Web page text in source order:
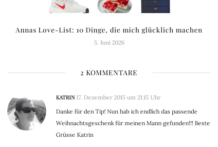
Annas Love-List: 10 Dinge, die mich glücklich machen
5. Juni 2026
2 KOMMENTARE
KATRIN 17. Dezember 2015 um 21:15 Uhr
Danke für den Tip! Nun hab ich endlich das passende
Weihnachtsgeschenk für meinen Mann gefunden!!! Beste
Grüsse Katrin